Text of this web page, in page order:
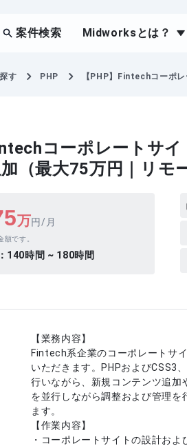
案件検索 Midworksとは？
す PHP 【PHP】Fintechコーポ
コーポレートサ
（最大75万円｜リモ
万円/月
額です。
140時間 ~ 180時間
【業務内容】
Fintech系企業のコーポレートサ
いただきます。PHPおよびCSS3
行いながら、新規コンテンツ追
を並行しながら調整および管理を
ます。
【作業内容】
・コーポレートサイトの設計およ